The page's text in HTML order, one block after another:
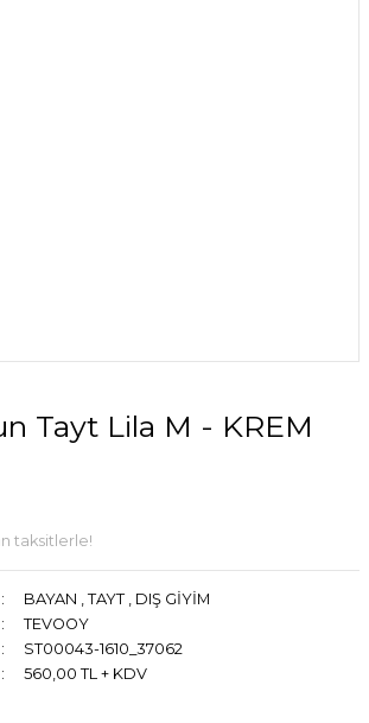
Tayt Lila M - KREM
taksitlerle!
BAYAN , TAYT , DIŞ GİYİM
TEVOOY
ST00043-1610_37062
560,00 TL + KDV